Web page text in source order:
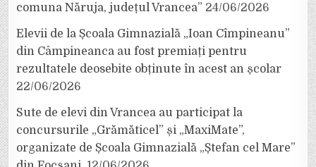
comuna Năruja, județul Vrancea” 24/06/2026
Elevii de la Școala Gimnazială „Ioan Cîmpineanu”
din Câmpineanca au fost premiați pentru
rezultatele deosebite obținute în acest an școlar
22/06/2026
Sute de elevi din Vrancea au participat la
concursurile „Grămăticel” și „MaxiMate”,
organizate de Școala Gimnazială „Ștefan cel Mare”